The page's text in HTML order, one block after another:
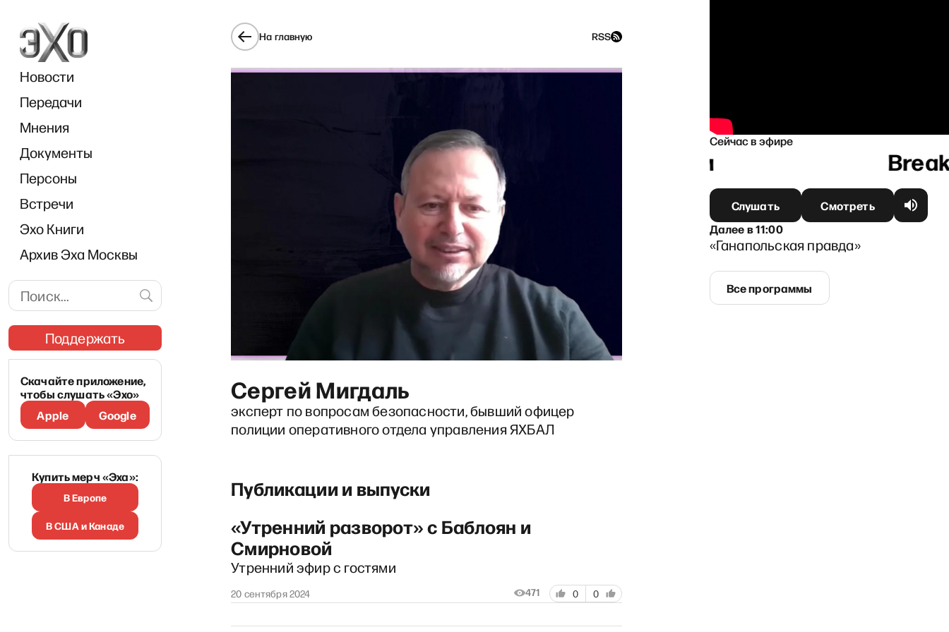
Новости
Передачи
Мнения
Документы
Персоны
Встречи
Эхо Книги
Архив Эха Москвы
Поддержать
Скачайте приложение,
чтобы слушать «Эхо»
Apple
Google
Купить мерч «Эха»:
В Европе
В США и Канаде
На главную RSS
Сергей Мигдаль
эксперт по вопросам безопасности, бывший офицер
полиции оперативного отдела управления ЯХБАЛ
Публикации и выпуски
«Утренний разворот» с Баблоян и
Смирновой
Утренний эфир с гостями
20 сентября 2024 471 0 0
Сейчас в эфире
Breakfast show с Максимом Поляковым
Слушать
Смотреть
Далеев11:00
«Ганапольская правда»
Все программы